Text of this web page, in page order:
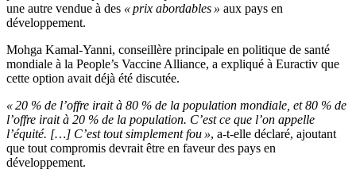
une autre vendue à des « prix abordables » aux pays en
développement.
Mohga Kamal-Yanni, conseillère principale en politique de santé
mondiale à la People’s Vaccine Alliance, a expliqué à Euractiv que
cette option avait déjà été discutée.
« 20 % de l’offre irait à 80 % de la population mondiale, et 80 % de
l’offre irait à 20 % de la population. C’est ce que l’on appelle
l’équité. […] C’est tout simplement fou », a-t-elle déclaré, ajoutant
que tout compromis devrait être en faveur des pays en
développement.